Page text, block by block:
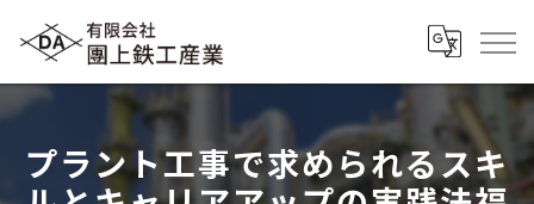
プラント工事で求められるスキ